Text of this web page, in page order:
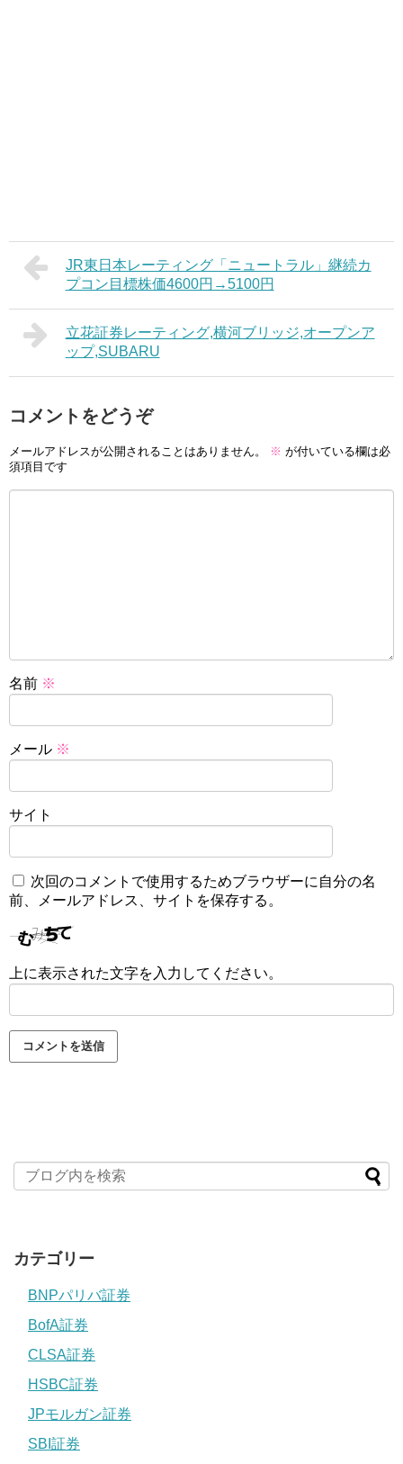
JR東日本レーティング「ニュートラル」継続カ
プコン目標株価4600円→5100円
立花証券レーティング,横河ブリッジ,オープンア
ップ,SUBARU
コメントをどうぞ
メールアドレスが公開されることはありません。 ※ が付いている欄は必
須項目です
名前 ※
メール ※
サイト
次回のコメントで使用するためブラウザーに自分の名
前、メールアドレス、サイトを保存する。
上に表示された文字を入力してください。
カテゴリー
BNPパリバ証券
BofA証券
CLSA証券
HSBC証券
JPモルガン証券
SBI証券